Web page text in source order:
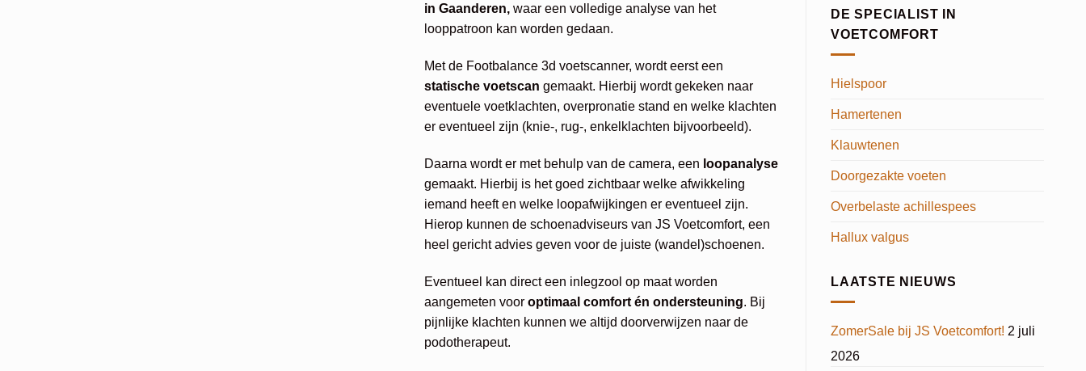
in Gaanderen,waar een volledige analyse van het
looppatroon kan worden gedaan.
Met de Footbalance 3d voetscanner, wordt eerst een
statische voetscan gemaakt. Hierbij wordt gekeken naar
eventuele voetklachten, overpronatie stand en welke klachten
er eventueel zijn (knie-, rug-, enkelklachten bijvoorbeeld).
Daarna wordt er met behulp van de camera, een loopanalyse
gemaakt. Hierbij is het goed zichtbaar welke afwikkeling
iemand heeft en welke loopafwijkingen er eventueel zijn.
Hierop kunnen de schoenadviseurs van JS Voetcomfort, een
heel gericht advies geven voor de juiste (wandel)schoenen.
Eventueel kan direct een inlegzool op maat worden
aangemeten voor optimaal comfort én ondersteuning. Bij
pijnlijke klachten kunnen we altijd doorverwijzen naar de
podotherapeut.
DE SPECIALIST IN
VOETCOMFORT
Hielspoor
Hamertenen
Klauwtenen
Doorgezakte voeten
Overbelaste achillespees
Hallux valgus
LAATSTE NIEUWS
ZomerSale bij JS Voetcomfort! 2 juli
2026